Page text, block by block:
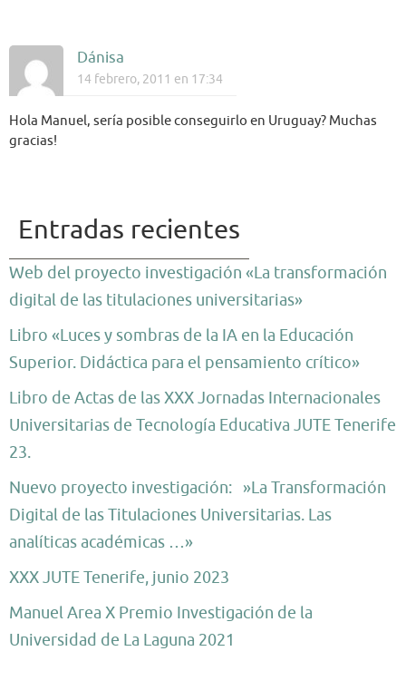
Dánisa
14 febrero, 2011 en 17:34
Hola Manuel, sería posible conseguirlo en Uruguay? Muchas
gracias!
Entradas recientes
Web del proyecto investigación «La transformación
digital de las titulaciones universitarias»
Libro «Luces y sombras de la IA en la Educación
Superior. Didáctica para el pensamiento crítico»
Libro de Actas de las XXX Jornadas Internacionales
Universitarias de Tecnología Educativa JUTE Tenerife
23.
Nuevo proyecto investigación: »La Transformación
Digital de las Titulaciones Universitarias. Las
analíticas académicas …»
XXX JUTE Tenerife, junio 2023
Manuel Area X Premio Investigación de la
Universidad de La Laguna 2021